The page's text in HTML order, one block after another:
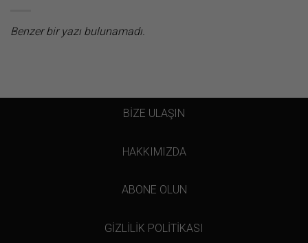
Benzer bir yazı bulunamadı.
BİZE ULAŞIN
HAKKIMIZDA
ABONE OLUN
GİZLİLİK POLİTİKASI